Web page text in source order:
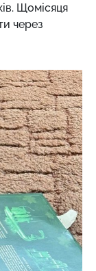
Щомісяця
через